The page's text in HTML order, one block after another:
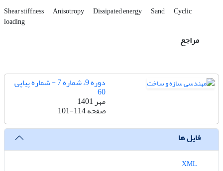
Shear stiffness Anisotropy Dissipated energy Sand Cyclic
loading
مراجع
دوره 9، شماره 7 - شماره پیاپی
60
مهر 1401
صفحه101-114
فایل ها